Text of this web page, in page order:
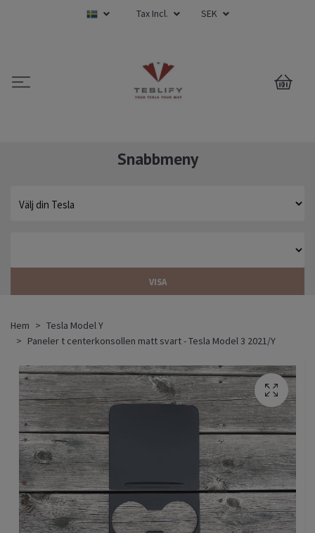
Tax Incl. SEK
0
Snabbmeny
VISA
Hem
Tesla Model Y
Paneler t centerkonsollen matt svart - Tesla Model 3 2021/Y